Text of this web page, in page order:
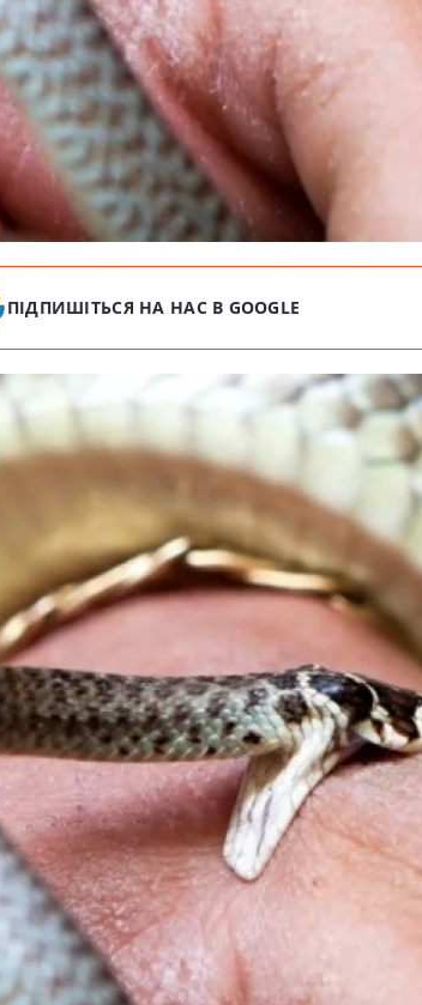
ПІДПИШІТЬСЯ НА НАС В GOOGLE